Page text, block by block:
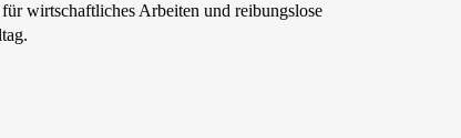
wirtschaftliches Arbeiten und reibungslose